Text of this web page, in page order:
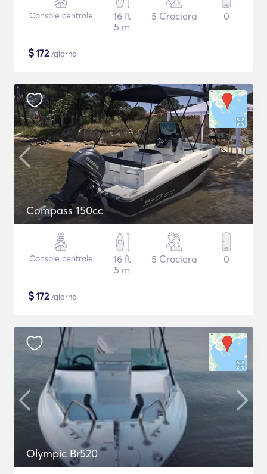
Console centrale
16 ft
5 m
5 Crociera 0
$172/giorno
Compass 150cc
Console centrale
16 ft
5 m
5 Crociera 0
$172/giorno
Olympic Br520